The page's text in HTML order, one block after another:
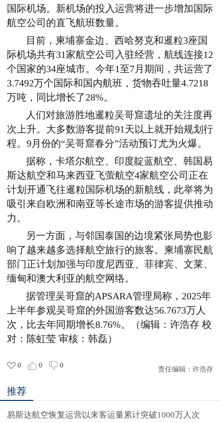
国际机场。新机场的投入运营将进一步增加国际
航空公司的直飞航班数量。
目前，柬埔寨金边、西哈努克和暹粒3座国
际机场共有31家航空公司入驻经营，航线连接12
个国家的34座城市。今年1至7月期间，共运营了
3.7492万个国际和国内航班，货物吞吐量4.7218
万吨，同比增长了28%。
人们对旅游胜地暹粒吴哥窟遗址的关注度再
次上升。大多数游客提前91天以上就开始规划行
程。9月份的“吴哥窟春分”活动预订尤为火爆。
据称，卡塔尔航空、印度靛蓝航空、韩国易
斯达航空和马来西亚飞萤航空4家航空公司正在
计划开通飞往暹粒国际机场的新航线，此举将为
吸引来自欧洲和南亚等长途市场的游客提供推动
力。
另一方面，与邻国泰国的边境紧张局势也影
响了越来越多选择航空旅行的旅客。柬埔寨民航
部门正计划加强与印度尼西亚、菲律宾、文莱、
缅甸和澳大利亚的航空网络。
据管理吴哥窟的APSARA管理局称，2025年
上半年参观吴哥窟的外国游客数达56.7673万人
次，比去年同期增长8.76%。（编辑：许浩存 校
对：陈虹莹 审核：韩磊）
0 0 0
责任编辑： 许浩存
推荐
易斯达航空恢复运营以来客运量累计突破1000万人次